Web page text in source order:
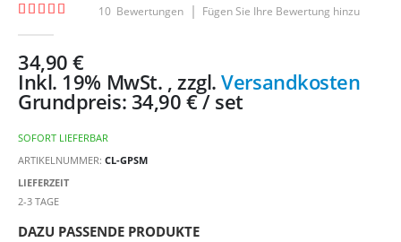
Bewertung: 10 Bewertungen Fügen Sie Ihre Bewertung hinzu
34,90 €
Inkl. 19% MwSt. ,zzgl.Versandkosten
Grundpreis: 34,90 €/ set
SOFORT LIEFERBAR
ARTIKELNUMMER CL-GPSM
LIEFERZEIT
2-3 TAGE
DAZU PASSENDE PRODUKTE